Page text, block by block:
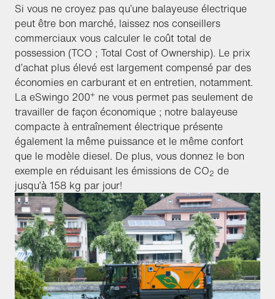
Si vous ne croyez pas qu’une balayeuse électrique
peut être bon marché, laissez nos conseillers
commerciaux vous calculer le coût total de
possession (TCO ; Total Cost of Ownership). Le prix
d’achat plus élevé est largement compensé par des
économies en carburant et en entretien, notamment.
La eSwingo 200+ ne vous permet pas seulement de
travailler de façon économique ; notre balayeuse
compacte à entraînement électrique présente
également la même puissance et le même confort
que le modèle diesel. De plus, vous donnez le bon
exemple en réduisant les émissions de CO2 de
jusqu’à 158 kg par jour!